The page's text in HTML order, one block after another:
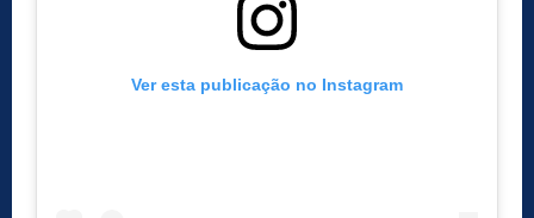
Ver esta publicação no Instagram